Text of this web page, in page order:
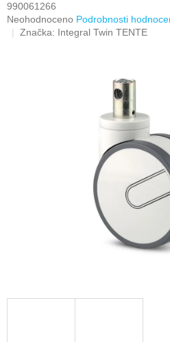
990061266
Průměrné
hodnocení
Neohodnoceno Podrobnosti
Značka: Integral Twin TENTE